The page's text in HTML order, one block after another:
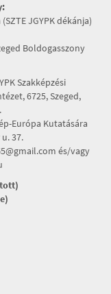
JGYPK dékánja)
Boldogasszony
Szakképzési
6725, Szeged,
Európa Kutatására
37.
és/vagy